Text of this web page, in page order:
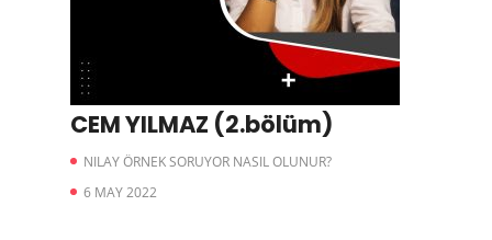
CEM YILMAZ (2.bölüm)
NILAY ÖRNEK SORUYOR NASIL OLUNUR?
6 MAY 2022